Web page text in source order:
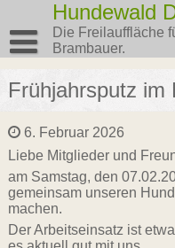
Hundewald
Die Freilauffläche
Brambauer.
Frühjahrsputz im
6. Februar 2026
Liebe Mitglieder und
am Samstag, den
gemeinsam unseren
machen.
Der Arbeitseinsatz ist